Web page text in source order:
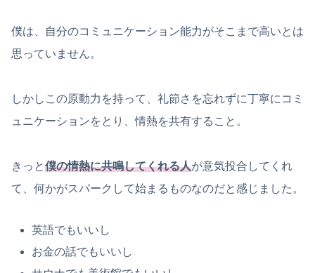
僕は、自分のコミュニケーション能力がそこまで高いとは
思っていません。
しかしこの原動力を持って、礼節さを忘れずに丁寧にコミ
ュニケーションをとり、情熱を共有すること。
きっと僕の情熱に共鳴してくれる人が意気投合してくれ
て、何かがスパークして始まるものなのだと感じました。
英語でもいいし
お金の話でもいいし